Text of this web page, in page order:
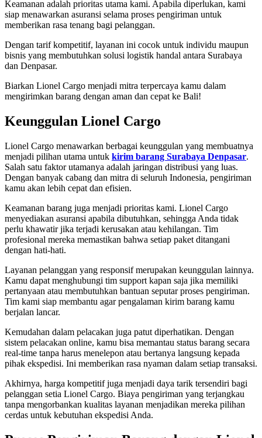
Keamanan adalah prioritas utama kami. Apabila diperlukan, kami
siap menawarkan asuransi selama proses pengiriman untuk
memberikan rasa tenang bagi pelanggan.
Dengan tarif kompetitif, layanan ini cocok untuk individu maupun
bisnis yang membutuhkan solusi logistik handal antara Surabaya
dan Denpasar.
Biarkan Lionel Cargo menjadi mitra terpercaya kamu dalam
mengirimkan barang dengan aman dan cepat ke Bali!
Keunggulan Lionel Cargo
Lionel Cargo menawarkan berbagai keunggulan yang membuatnya
menjadi pilihan utama untuk kirim barang Surabaya Denpasar.
Salah satu faktor utamanya adalah jaringan distribusi yang luas.
Dengan banyak cabang dan mitra di seluruh Indonesia, pengiriman
kamu akan lebih cepat dan efisien.
Keamanan barang juga menjadi prioritas kami. Lionel Cargo
menyediakan asuransi apabila dibutuhkan, sehingga Anda tidak
perlu khawatir jika terjadi kerusakan atau kehilangan. Tim
profesional mereka memastikan bahwa setiap paket ditangani
dengan hati-hati.
Layanan pelanggan yang responsif merupakan keunggulan lainnya.
Kamu dapat menghubungi tim support kapan saja jika memiliki
pertanyaan atau membutuhkan bantuan seputar proses pengiriman.
Tim kami siap membantu agar pengalaman kirim barang kamu
berjalan lancar.
Kemudahan dalam pelacakan juga patut diperhatikan. Dengan
sistem pelacakan online, kamu bisa memantau status barang secara
real-time tanpa harus menelepon atau bertanya langsung kepada
pihak ekspedisi. Ini memberikan rasa nyaman dalam setiap transaksi.
Akhirnya, harga kompetitif juga menjadi daya tarik tersendiri bagi
pelanggan setia Lionel Cargo. Biaya pengiriman yang terjangkau
tanpa mengorbankan kualitas layanan menjadikan mereka pilihan
cerdas untuk kebutuhan ekspedisi Anda.